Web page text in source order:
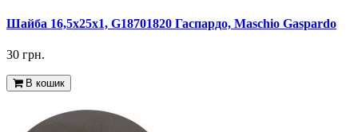
Шайба 16,5x25x1, G18701820 Гаспардо, Maschio Gaspardo
30 грн.
В кошик